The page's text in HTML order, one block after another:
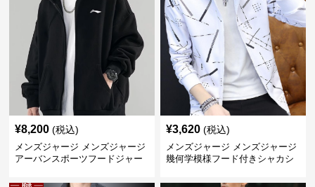
¥8,200 (税込)
メンズジャージ メンズジャージ
アーバンスポーツフードジャー
¥3,620 (税込)
メンズジャージ メンズジャージ
幾何学模様フード付きシャカシ